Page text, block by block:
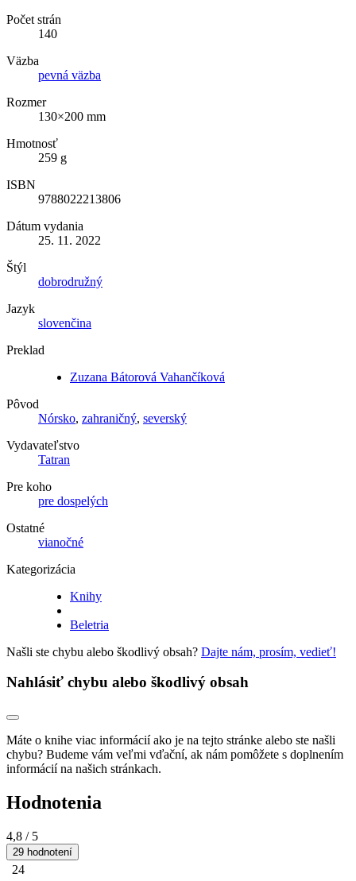
Počet strán
140
Väzba
pevná väzba
Rozmer
130×200 mm
Hmotnosť
259 g
ISBN
9788022213806
Dátum vydania
25. 11. 2022
Štýl
dobrodružný
Jazyk
slovenčina
Preklad
Zuzana Bátorová Vahančíková
Pôvod
Nórsko, zahraničný, severský
Vydavateľstvo
Tatran
Pre koho
pre dospelých
Ostatné
vianočné
Kategorizácia
Knihy
Beletria
Našli ste chybu alebo škodlivý obsah? Dajte nám, prosím, vedieť!
Nahlásiť chybu alebo škodlivý obsah
Máte o knihe viac informácií ako je na tejto stránke alebo ste našli
chybu? Budeme vám veľmi vďační, ak nám pomôžete s doplnením
informácií na našich stránkach.
Hodnotenia
4,8 / 5
29 hodnotení
24